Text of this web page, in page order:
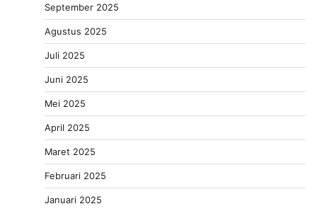
September 2025
Agustus 2025
Juli 2025
Juni 2025
Mei 2025
April 2025
Maret 2025
Februari 2025
Januari 2025